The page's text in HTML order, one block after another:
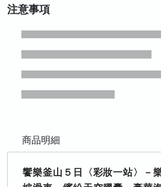
注意事項
商品明細
饗樂釜山５日〈彩妝一站〉－